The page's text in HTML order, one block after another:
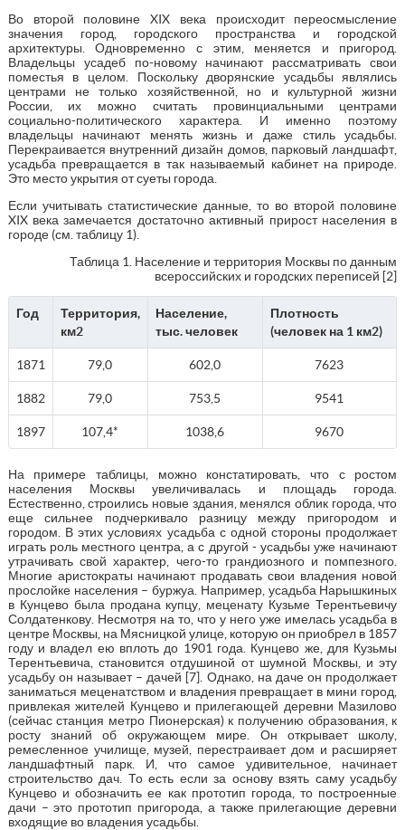
Во второй половине XIX века происходит переосмысление
значения город, городского пространства и городской
архитектуры. Одновременно с этим, меняется и пригород.
Владельцы усадеб по-новому начинают рассматривать свои
поместья в целом. Поскольку дворянские усадьбы являлись
центрами не только хозяйственной, но и культурной жизни
России, их можно считать провинциальными центрами
социально-политического характера. И именно поэтому
владельцы начинают менять жизнь и даже стиль усадьбы.
Перекраивается внутренний дизайн домов, парковый ландшафт,
усадьба превращается в так называемый кабинет на природе.
Это место укрытия от суеты города.
Если учитывать статистические данные, то во второй половине
XIX века замечается достаточно активный прирост населения в
городе (см. таблицу 1).
Таблица 1. Население и территория Москвы по данным
всероссийских и городских переписей [2]
Год
Территория,
км2
Население,
тыс. человек
Плотность
(человек на 1 км2)
1871 79,0 602,0 7623
1882 79,0 753,5 9541
1897 107,4* 1038,6 9670
На примере таблицы, можно констатировать, что с ростом
населения Москвы увеличивалась и площадь города.
Естественно, строились новые здания, менялся облик города, что
еще сильнее подчеркивало разницу между пригородом и
городом. В этих условиях усадьба с одной стороны продолжает
играть роль местного центра, а с другой - усадьбы уже начинают
утрачивать свой характер, чего-то грандиозного и помпезного.
Многие аристократы начинают продавать свои владения новой
прослойке населения – буржуа. Например, усадьба Нарышкиных
в Кунцево была продана купцу, меценату Кузьме Терентьевичу
Солдатенкову. Несмотря на то, что у него уже имелась усадьба в
центре Москвы, на Мясницкой улице, которую он приобрел в 1857
году и владел ею вплоть до 1901 года. Кунцево же, для Кузьмы
Терентьевича, становится отдушиной от шумной Москвы, и эту
усадьбу он называет – дачей [7]. Однако, на даче он продолжает
заниматься меценатством и владения превращает в мини город,
привлекая жителей Кунцево и прилегающей деревни Мазилово
(сейчас станция метро Пионерская) к получению образования, к
росту знаний об окружающем мире. Он открывает школу,
ремесленное училище, музей, перестраивает дом и расширяет
ландшафтный парк. И, что самое удивительное, начинает
строительство дач. То есть если за основу взять саму усадьбу
Кунцево и обозначить ее как прототип города, то построенные
дачи – это прототип пригорода, а также прилегающие деревни
входящие во владения усадьбы.